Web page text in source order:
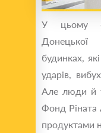
У цьому
Донецької
будинках,
ударів,
Але люди й
Фонд Ріната
продуктами